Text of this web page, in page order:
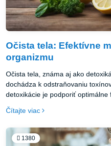
Očista tela: Efektívne
organizmu
Očista tela, známa aj ako
dochádza k odstraňovaniu
detoxikácie je podporiť optimálne
tiež zlepšiť celkové zdravie.
Čítajte viac
1380